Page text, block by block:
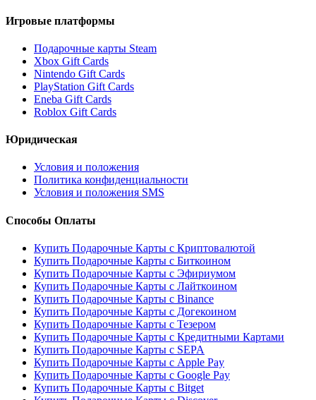
Игровые платформы
Подарочные карты Steam
Xbox Gift Cards
Nintendo Gift Cards
PlayStation Gift Cards
Eneba Gift Cards
Roblox Gift Cards
Юридическая
Условия и положения
Политика конфиденциальности
Условия и положения SMS
Способы Оплаты
Купить Подарочные Карты с Криптовалютой
Купить Подарочные Карты с Биткоином
Купить Подарочные Карты с Эфириумом
Купить Подарочные Карты с Лайткоином
Купить Подарочные Карты с Binance
Купить Подарочные Карты с Догекоином
Купить Подарочные Карты с Тезером
Купить Подарочные Карты с Кредитными Картами
Купить Подарочные Карты с SEPA
Купить Подарочные Карты с Apple Pay
Купить Подарочные Карты с Google Pay
Купить Подарочные Карты с Bitget